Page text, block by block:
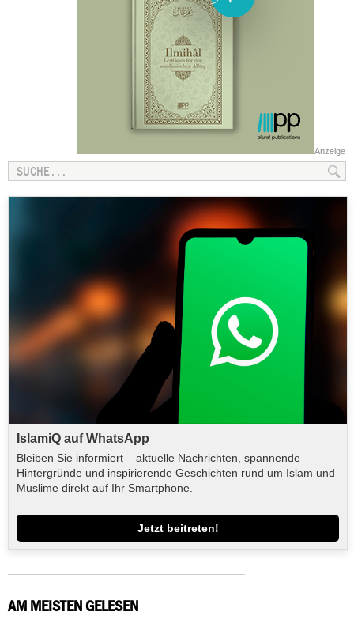
Anzeige
IslamiQ auf WhatsApp
Bleiben Sie informiert – aktuelle Nachrichten, spannende
Hintergründe und inspirierende Geschichten rund um Islam und
Muslime direkt auf Ihr Smartphone.
Jetzt beitreten!
AM MEISTEN GELESEN